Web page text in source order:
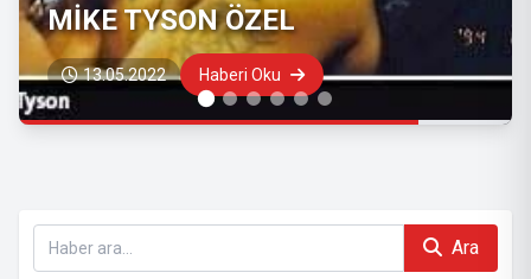
MİKE TYSON ÖZEL
13.05.2022 Haberi Oku
Ara